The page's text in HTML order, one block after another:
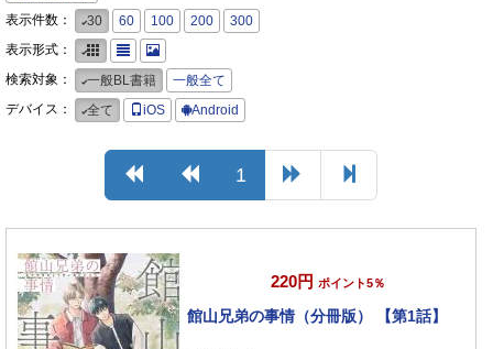
表示件数：
30 60 100 200
300
表示形式：
検索対象：
一般BL書籍
一般全て
デバイス：
全て iOS Android
1
220円 ポイント5％
館山兄弟の事情（分冊版） 【第1話】